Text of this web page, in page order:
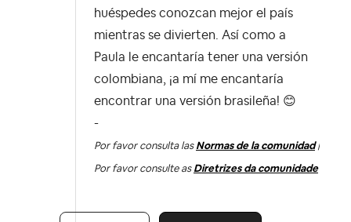
huéspedes conozcan mejor el país
mientras se divierten. Así como a
Paula le encantaría tener una versión
colombiana, ¡a mí me encantaría
encontrar una versión brasileña! 😊
-
Por favor consulta las Normas de la comunidad|
Por favor consulte as Diretrizes da comunidade